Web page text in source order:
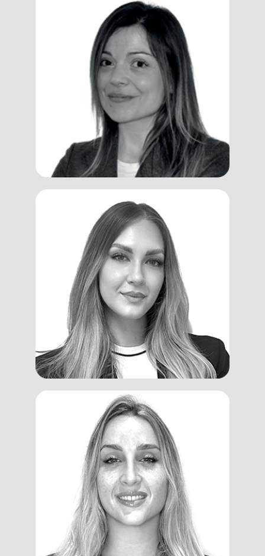
Alessia
De Carli
Carolina
Settimi
Administrative Assistant
Federica
Rimedio
Facilitator, Junior Trainer